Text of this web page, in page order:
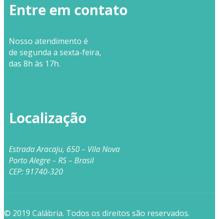
Entre em contato
Nosso atendimento é
de segunda a sexta-feira,
das 8h às 17h.
Localização
Estrada Aracaju, 650 – Vila Nova
Porto Alegre – RS – Brasil
CEP: 91740-320
© 2019 Calábria. Todos os direitos são reservados.